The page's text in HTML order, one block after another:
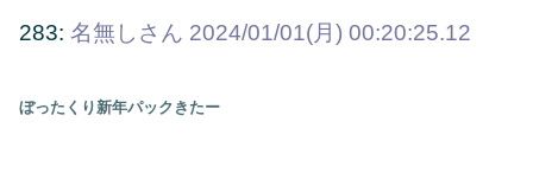
283: 名無しさん 2024/01/01(月) 00:20:25.12
ぼったくり新年パックきたー